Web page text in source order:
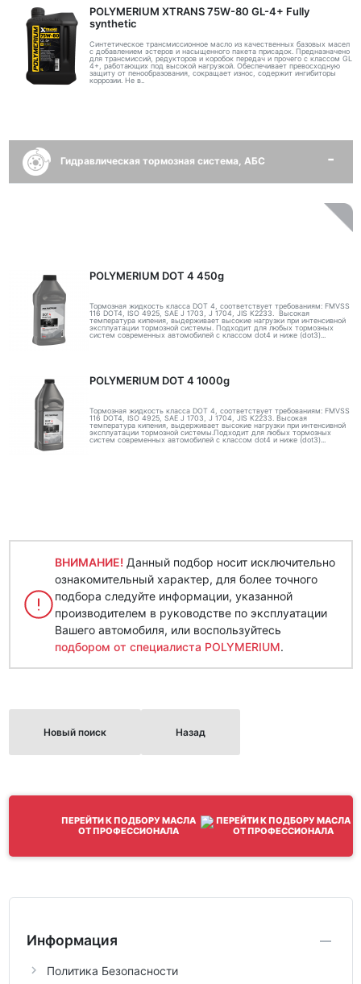
POLYMERIUM XTRANS 75W-80 GL-4+ Fully
synthetic
Синтетическое трансмиссионное масло из качественных базовых масел
с добавлением эстеров и насыщенного пакета присадок. Предназначено
для трансмиссий, редукторов и коробок передач и прочего с классом GL
4+, работающих под высокой нагрузкой. Обеспечивает превосходную
защиту от пенообразования, сокращает износ, содержит ингибиторы
коррозии. Не в..
Гидравлическая тормозная система, АБС
POLYMERIUM DOT 4 450g
Тормозная жидкость класса DOT 4, соответствует требованиям: FMVSS
116 DOT4, ISO 4925, SAE J 1703, J 1704, JIS K2233. Высокая
температура кипения, выдерживает высокие нагрузки при интенсивной
эксплуатации тормозной системы. Подходит для любых тормозных
систем современных автомобилей с классом dot4 и ниже (dot3)...
POLYMERIUM DOT 4 1000g
Тормозная жидкость класса DOT 4, соответствует требованиям: FMVSS
116 DOT4, ISO 4925, SAE J 1703, J 1704, JIS K2233. Высокая
температура кипения, выдерживает высокие нагрузки при интенсивной
эксплуатации тормозной системы.Подходит для любых тормозных
систем современных автомобилей с классом dot4 и ниже (dot3)...
ВНИМАНИЕ! Данный подбор носит исключительно
ознакомительный характер, для более точного
подбора следуйте информации, указанной
производителем в руководстве по эксплуатации
Вашего автомобиля, или воспользуйтесь
подбором от специалиста POLYMERIUM.
Новый поиск Назад
ПЕРЕЙТИ К ПОДБОРУ МАСЛА
ОТ ПРОФЕССИОНАЛА
Информация
Политика Безопасности